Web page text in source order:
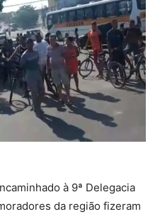
à 9ª Delegacia
da região fizeram